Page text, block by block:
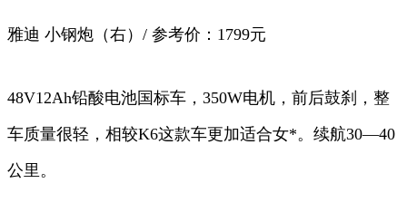
雅迪 小钢炮（右）/ 参考价：1799元
48V12Ah铅酸电池国标车，350W电机，前后鼓刹，整
车质量很轻，相较K6这款车更加适合女*。续航30—40
公里。